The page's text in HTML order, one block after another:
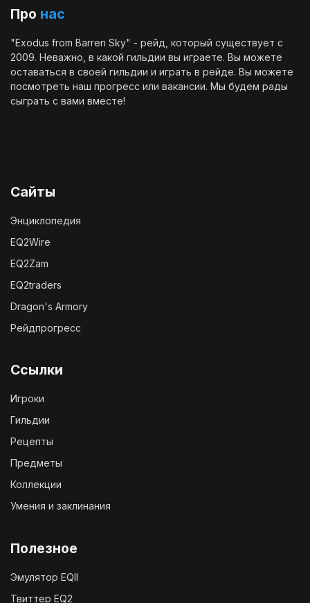
Про нас
"Exodus from Barren Sky" - рейд, который существует с
2009. Неважно, в какой гильдии вы играете. Вы можете
оставаться в своей гильдии и играть в рейде. Вы можете
посмотреть наш прогресс или вакансии. Мы будем рады
сыграть с вами вместе!
Сайты
Энциклопедия
EQ2Wire
EQ2Zam
EQ2traders
Dragon's Armory
Рейдпрогресс
Ссылки
Игроки
Гильдии
Рецепты
Предметы
Коллекции
Умения и заклинания
Полезное
Эмулятор EQII
Твиттер EQ2